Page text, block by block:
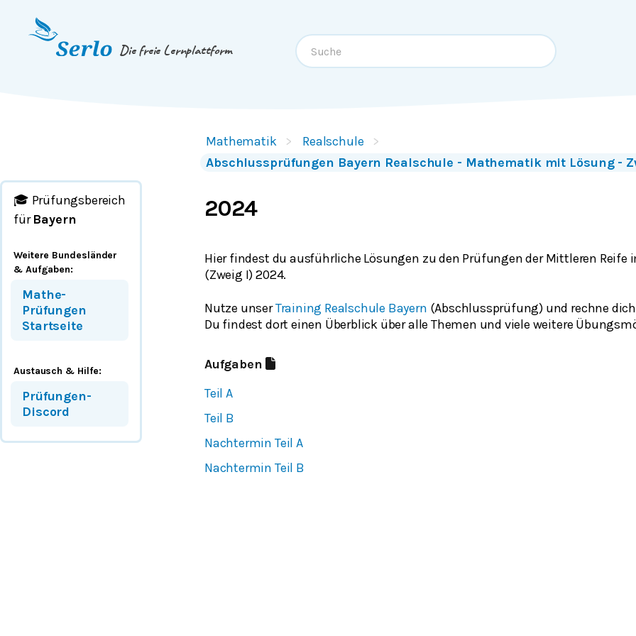
Springe zum
Die freie Lernplattform
Mathematik
Realschule
Abschlussprüfungen Bayern Realschule - Mathematik mit Lösung -
2024
🎓 Prüfungsbereich
für Bayern
Weitere Bundesländer
& Aufgaben:
Mathe-
Prüfungen
Startseite
Austausch & Hilfe:
Prüfungen-
Discord
Hier findest du ausführliche Lösungen zu den Prüfungen der Mittleren Reife
(Zweig I) 2024.
Nutze unserTraining Realschule Bayern (Abschlussprüfung) und rechne
Du findest dort einen Überblick über alle Themen und viele weitere
Aufgaben
Teil A
Teil B
Nachtermin Teil A
Nachtermin Teil B